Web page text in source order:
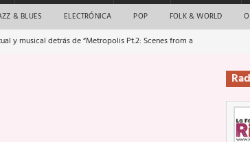
& BLUES ELECTRÓNICA POP FOLK & WORLD
y musical detrás de “Metropolis Pt.2: Scenes from a
en buenas manos
te saludan